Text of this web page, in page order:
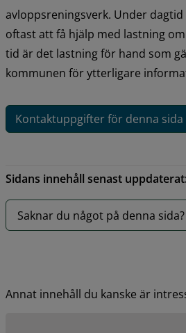
avloppsreningsverk. Under
oftast att få hjälp med lastning
tid är det lastning för hand som
kommunen för ytterligare
Kontaktuppgifter för denna sida
Sidans innehåll senast
Saknar du något på denna sida?
Annat innehåll du kanske är